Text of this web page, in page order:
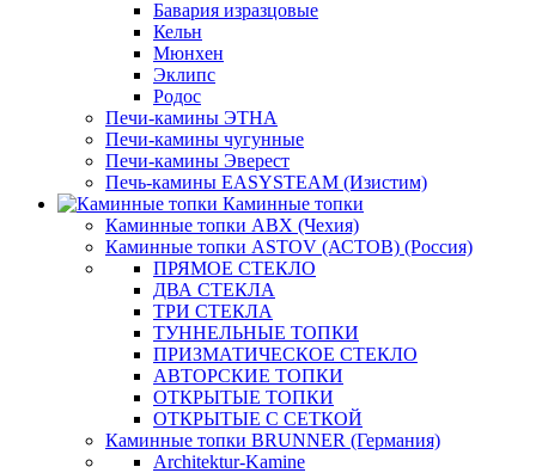
Бавария изразцовые
Кельн
Мюнхен
Эклипс
Родос
Печи-камины ЭТНА
Печи-камины чугунные
Печи-камины Эверест
Печь-камины EASYSTEAM (Изистим)
Каминные топки
Каминные топки ABX (Чехия)
Каминные топки ASTOV (АСТОВ) (Россия)
ПРЯМОЕ СТЕКЛО
ДВА СТЕКЛА
ТРИ СТЕКЛА
ТУННЕЛЬНЫЕ ТОПКИ
ПРИЗМАТИЧЕСКОЕ СТЕКЛО
АВТОРСКИЕ ТОПКИ
ОТКРЫТЫЕ ТОПКИ
ОТКРЫТЫЕ С СЕТКОЙ
Каминные топки BRUNNER (Германия)
Architektur-Kamine